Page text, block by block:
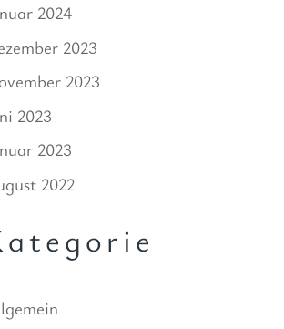
2024
2023
2023
2023
2023
2022